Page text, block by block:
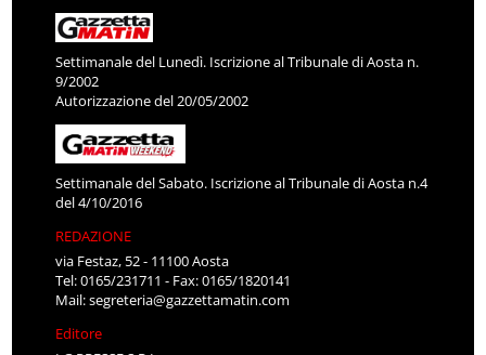
Settimanale del Lunedì. Iscrizione al Tribunale di Aosta n.
9/2002
Autorizzazione del 20/05/2002
Settimanale del Sabato. Iscrizione al Tribunale di Aosta n.4
del 4/10/2016
REDAZIONE
via Festaz, 52 - 11100 Aosta
Tel: 0165/231711 - Fax: 0165/1820141
Mail:segreteria@gazzettamatin.com
Editore